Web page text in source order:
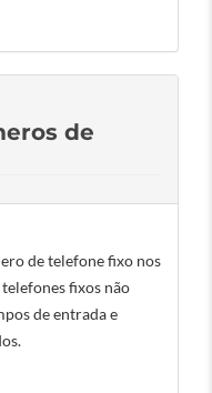
de
de telefone fixo nos
fixos não
de entrada e